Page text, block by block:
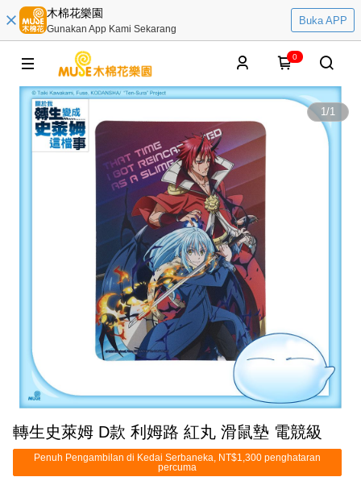
木棉花樂園
Gunakan App Kami Sekarang
Buka APP
0
1/1
轉生史萊姆 D款 利姆路 紅丸 滑鼠墊 電競級
Penuh Pengambilan di Kedai Serbaneka, NT$1,300 penghataran
percuma